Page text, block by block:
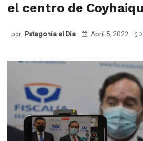
el centro de
por: Patagonia al Dia Abril 5, 2022